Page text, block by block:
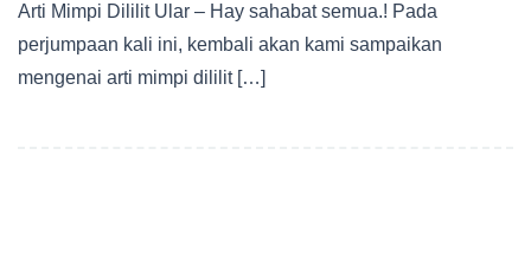
Arti Mimpi Dililit Ular – Hay sahabat semua.! Pada
perjumpaan kali ini, kembali akan kami sampaikan
mengenai arti mimpi dililit […]